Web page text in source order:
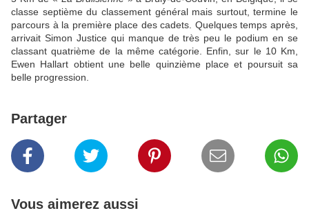
classe septième du classement général mais surtout, termine le
parcours à la première place des cadets. Quelques temps après,
arrivait Simon Justice qui manque de très peu le podium en se
classant quatrième de la même catégorie. Enfin, sur le 10 Km,
Ewen Hallart obtient une belle quinzième place et poursuit sa
belle progression.
Partager
Vous aimerez aussi